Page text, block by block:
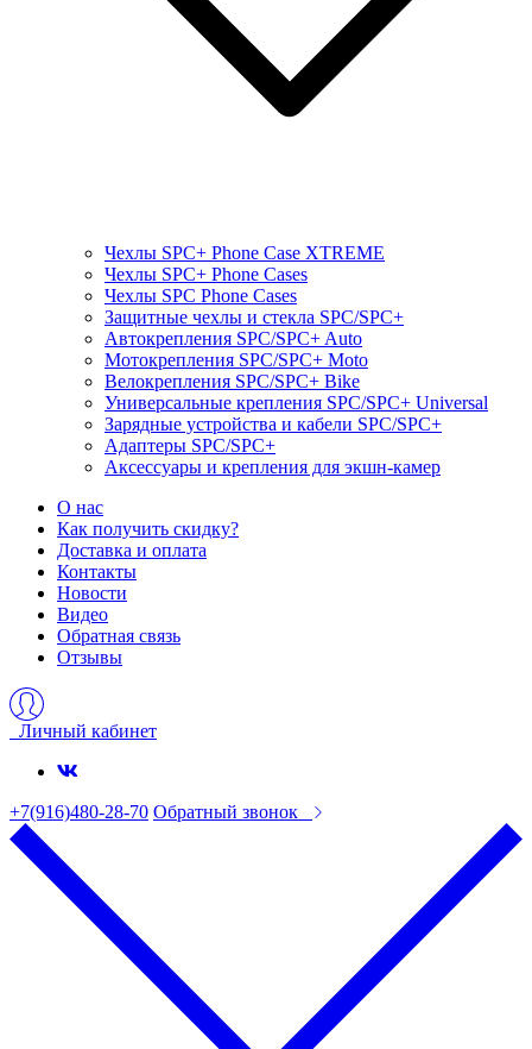
Чехлы SPC+ Phone Case XTREME
Чехлы SPC+ Phone Cases
Чехлы SPС Phone Cases
Защитные чехлы и стекла SPC/SPC+
Автокрепления SPС/SPC+ Auto
Мотокрепления SPС/SPC+ Moto
Велокрепления SPС/SPC+ Bike
Универсальные крепления SPС/SPC+ Universal
Зарядные устройства и кабели SPC/SPC+
Адаптеры SPC/SPC+
Аксессуары и крепления для экшн-камер
О нас
Как получить скидку?
Доставка и оплата
Контакты
Новости
Видео
Обратная связь
Отзывы
Личный кабинет
+7(916)480-28-70 Обратный звонок